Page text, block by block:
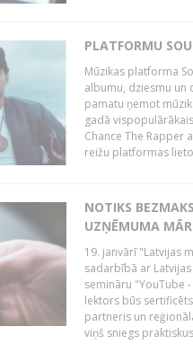
PLATFORMU
Mūzikas platforma
albumu, dziesmu un
pamatu ņemot
gadā
Chance The Rapper
reižu platformas
NOTIKS
UZŅĒMUMA
19. janvārī "Latvijas
sadarbībā ar
semināru "YouTube
lektors būs
partneris un
viņš sniegs